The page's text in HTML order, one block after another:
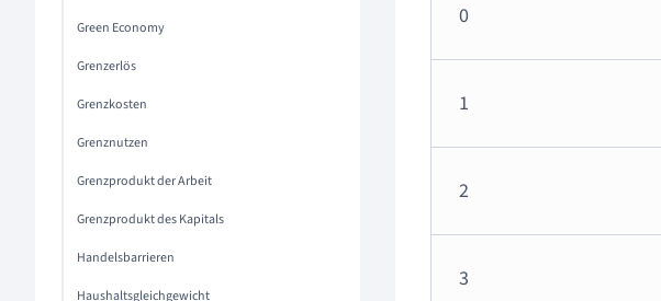
Green Economy
Grenzerlös
Grenzkosten
Grenznutzen
Grenzprodukt der Arbeit
Grenzprodukt des Kapitals
Handelsbarrieren
Haushaltsgleichgewicht
0
1
2
3